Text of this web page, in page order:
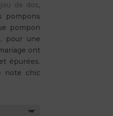
de dos,
pompons
pompon
pour une
ont
épurées.
note chic